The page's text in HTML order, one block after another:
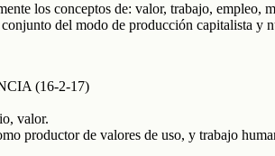
los conceptos de: valor, trabajo,
del modo de producción capitalista y
(16-2-17)
valor.
productor de valores de uso, y trabajo